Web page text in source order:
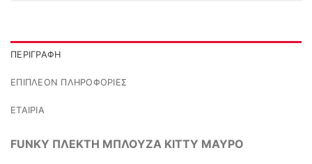
ΠΕΡΙΓΡΑΦΉ
ΕΠΙΠΛΈΟΝ ΠΛΗΡΟΦΟΡΊΕΣ
ΕΤΑΙΡΊΑ
FUNKY ΠΛΕΚΤΗ ΜΠΛΟΥΖΑ KITTY ΜΑΥΡΟ